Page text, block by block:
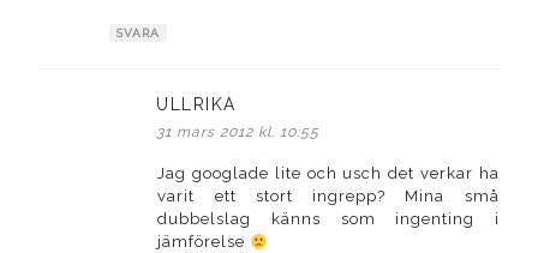
SVARA
ULLRIKA
31 mars 2012 kl. 10:55
Jag googlade lite och usch det verkar ha
varit ett stort ingrepp? Mina små
dubbelslag känns som ingenting i
jämförelse